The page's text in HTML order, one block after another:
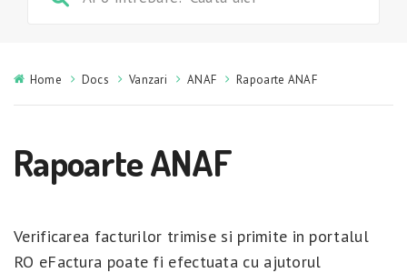
Home Docs Vanzari ANAF Rapoarte ANAF
Rapoarte ANAF
Verificarea facturilor trimise si primite in portalul
RO eFactura poate fi efectuata cu ajutorul